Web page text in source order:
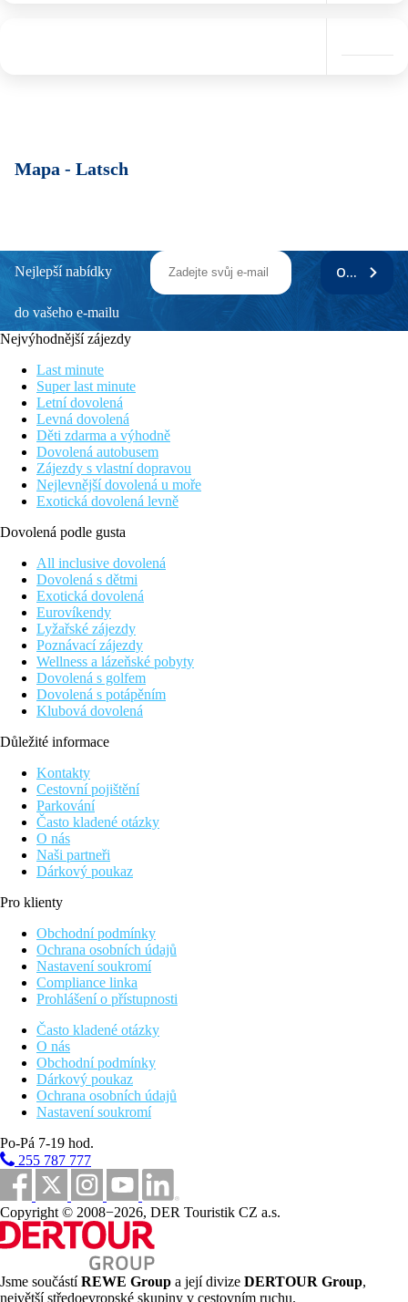
Mapa - Latsch
Nejlepší nabídky
do vašeho e-mailu
ODEBÍRAT
Nejvýhodnější zájezdy
Last minute
Super last minute
Letní dovolená
Levná dovolená
Děti zdarma a výhodně
Dovolená autobusem
Zájezdy s vlastní dopravou
Nejlevnější dovolená u moře
Exotická dovolená levně
Dovolená podle gusta
All inclusive dovolená
Dovolená s dětmi
Exotická dovolená
Eurovíkendy
Lyžařské zájezdy
Poznávací zájezdy
Wellness a lázeňské pobyty
Dovolená s golfem
Dovolená s potápěním
Klubová dovolená
Důležité informace
Kontakty
Cestovní pojištění
Parkování
Často kladené otázky
O nás
Naši partneři
Dárkový poukaz
Pro klienty
Obchodní podmínky
Ochrana osobních údajů
Nastavení soukromí
Compliance linka
Prohlášení o přístupnosti
Často kladené otázky
O nás
Obchodní podmínky
Dárkový poukaz
Ochrana osobních údajů
Nastavení soukromí
Po-Pá 7-19 hod.
255 787 777
Copyright © 2008−2026, DER Touristik CZ a.s.
Jsme součástíREWE Group a její divize DERTOUR Group,
největší středoevropské skupiny v cestovním ruchu.